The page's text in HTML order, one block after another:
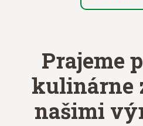
Prajeme
kulinárne
našimi